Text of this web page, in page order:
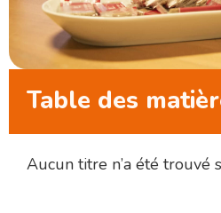
Table des
Aucun titre n’a été trouvé